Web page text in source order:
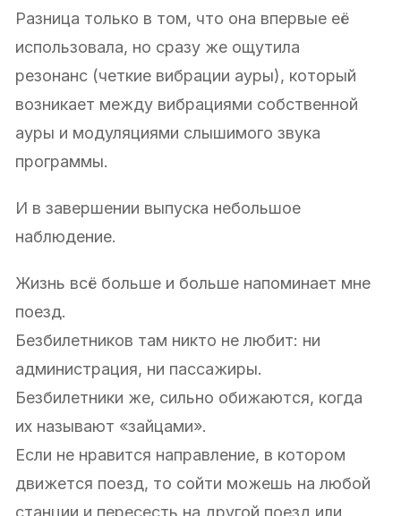
Разница только в том, что она впервые её
использовала, но сразу же ощутила
резонанс (четкие вибрации ауры), который
возникает между вибрациями собственной
ауры и модуляциями слышимого звука
программы.
И в завершении выпуска небольшое
наблюдение.
Жизнь всё больше и больше напоминает мне
поезд.
Безбилетников там никто не любит: ни
администрация, ни пассажиры.
Безбилетники же, сильно обижаются, когда
их называют «зайцами».
Если не нравится направление, в котором
движется поезд, то сойти можешь на любой
станции и пересесть на другой поезд или